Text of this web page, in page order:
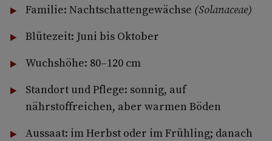
Familie: Nachtschattengewächse (Solanaceae)
Blütezeit: Juni bis Oktober
Wuchshöhe: 80–120 cm
Standort und Pflege: sonnig, auf
nährstoffreichen, aber warmen Böden
Aussaat: im Herbst oder im Frühling; danach